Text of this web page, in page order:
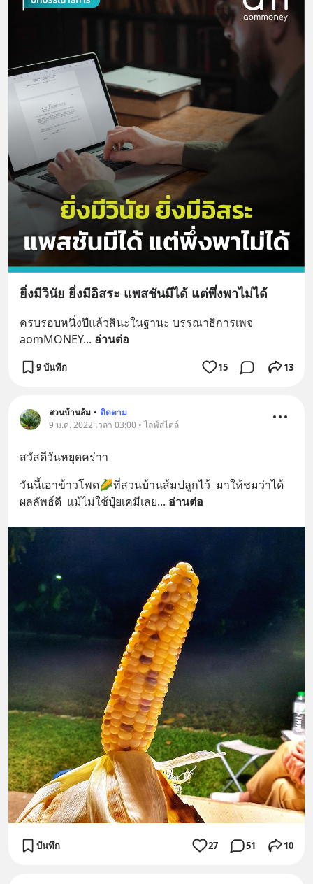
ยิ่งมีวินัย ยิ่งมีอิสระ แพสชันมีได้ แต่พึ่งพาไม่ได้
ครบรอบหนึ่งปีแล้วสินะในฐานะ บรรณาธิการเพจ
aomMONEY... อ่านต่อ
9 บันทึก 15 13
สวนบ้านส้ม • ติดตาม
9 ม.ค. 2022 เวลา 03:00 • ไลฟ์สไตล์
สวัสดีวันหยุดคร่าา
วันนี้เอาข้าวโพด🌽ที่สวนบ้านส้มปลูกไว้  มาให้ชมว่าได้
ผลลัพธ์ดี  แม้ไม่ใช้ปุ๋ยเคมีเลย... อ่านต่อ
บันทึก 27 51 10